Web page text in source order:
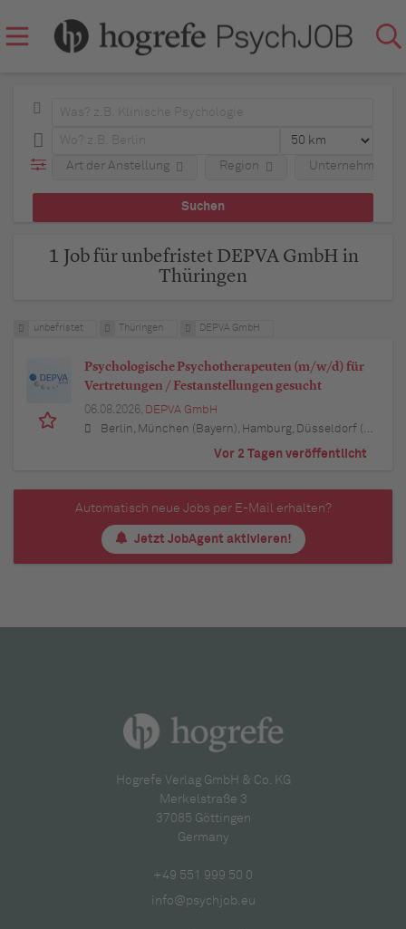
Art der Anstellung Region Unternehmen
1 Job für unbefristet DEPVA GmbH in
Thüringen
unbefristet Thüringen DEPVA GmbH
Psychologische Psychotherapeuten (m/w/d) für
Vertretungen / Festanstellungen gesucht
06.08.2026, DEPVA GmbH
Berlin, München (Bayern), Hamburg, Düsseldorf (Nordrhein-Westfalen), Köln (Nordrhein-Westfalen), Essen (Nordrhein-Westfalen), Dortmund (Nordrhein-Westfalen), Stuttgart (Baden-Württemberg), Heilbronn (Baden-Württemberg), Hannover (Niedersachsen), Rostock (Mecklenburg-Vorpommern), Kiel (Schleswig-Holstein), Augsburg (Bayern), Nürnberg (Bayern), Frankfurt am Main (Hessen), Bremen, Schwerin (Mecklenburg-Vorpommern), Mainz (Rheinland-Pfalz), Saarbrücken (Saarland), Dresden (Sachsen), Magdeburg (Sachsen-Anhalt), Potsdam (Brandenburg), Erfurt (Thüringen), Würzburg (Bayern), Heilbronn (Baden-Württemberg), Leipzig (Sachsen)
Vor 2 Tagen veröffentlicht
Automatisch neue Jobs per E-Mail erhalten?
Jetzt JobAgent aktivieren!
Hogrefe Verlag GmbH & Co. KG
Merkelstraße 3
37085 Göttingen
Germany
+49 551 999 50 0
info@psychjob.eu